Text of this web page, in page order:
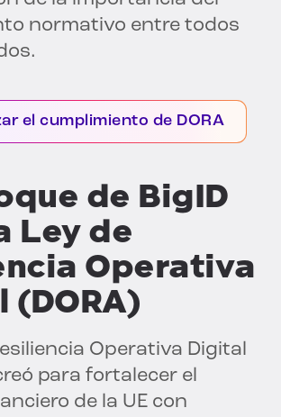
normativo entre todos
el cumplimiento de DORA
de BigID
Ley de
Operativa
Operativa Digital
para fortalecer el
de la UE con